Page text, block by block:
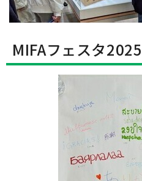
MIFAフェスタ2025